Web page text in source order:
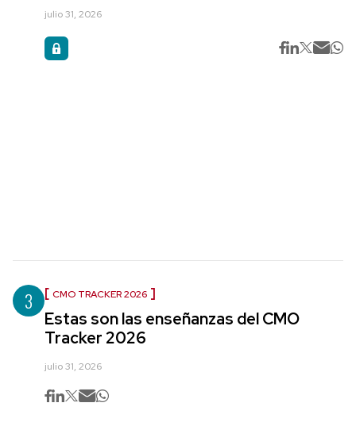
julio 31, 2026
3 CMO TRACKER 2026
Estas son las enseñanzas del CMO
Tracker 2026
julio 31, 2026